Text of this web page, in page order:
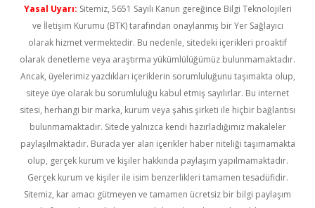
Yasal Uyarı: Sitemiz, 5651 Sayılı Kanun gereğince Bilgi Teknolojileri
ve İletişim Kurumu (BTK) tarafından onaylanmış bir Yer Sağlayıcı
olarak hizmet vermektedir. Bu nedenle, sitedeki içerikleri proaktif
olarak denetleme veya araştırma yükümlülüğümüz bulunmamaktadır.
Ancak, üyelerimiz yazdıkları içeriklerin sorumluluğunu taşımakta olup,
siteye üye olarak bu sorumluluğu kabul etmiş sayılırlar. Bu internet
sitesi, herhangi bir marka, kurum veya şahıs şirketi ile hiçbir bağlantısı
bulunmamaktadır. Sitede yalnızca kendi hazırladığımız makaleler
paylaşılmaktadır. Burada yer alan içerikler haber niteliği taşımamakta
olup, gerçek kurum ve kişiler hakkında paylaşım yapılmamaktadır.
Gerçek kurum ve kişiler ile isim benzerlikleri tamamen tesadüfidir.
Sitemiz, kar amacı gütmeyen ve tamamen ücretsiz bir bilgi paylaşım